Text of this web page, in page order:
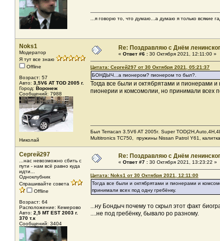
...я говорю то, что думаю...а думаю я только всякие
Noks1
Модератор
Я тут все знаю
Offline
Возраст: 57
Авто: 3,5V6 AT TOD 2005 г.
Город: Воронеж
Сообщений: 7988
Николай
Re: Поздравляю с Днём
« Ответ #6 : 30 Октября 2021, 12:11:00 »
Цитата: Сергей297 от 30 Октября 2021, 05:21:37
БОНДЫЧ...а пионером? пионером то был?.
Тогда все были и октябрятами и пионерами
пионерии и комсомолии, но принимали всех
Был Terracan 3.5V6 AT 2005г. Super
Мultitronics TC750, пружины Nissan Patrol Y61, калитка
Сергей297
...нас невозможно сбить с
пути - нам всё равно куда
идти...
Одноклубник
Спрашивайте совета
Offline
Возраст: 64
Расположение: Кемерово
Авто: 2,5 МТ EST 2003 г.
370 т.к
Сообщений: 3404
Re: Поздравляю с Днём
« Ответ #7 : 30 Октября 2021, 13:23:22 »
Цитата: Noks1 от 30 Октября 2021, 12:11:00
Тогда все были и октябрятами и пионерами и
принимали всех под одну гребёнку.
...ну Бондыч почему то скрыл этот факт
....не под гребёнку, бывало ро разному.